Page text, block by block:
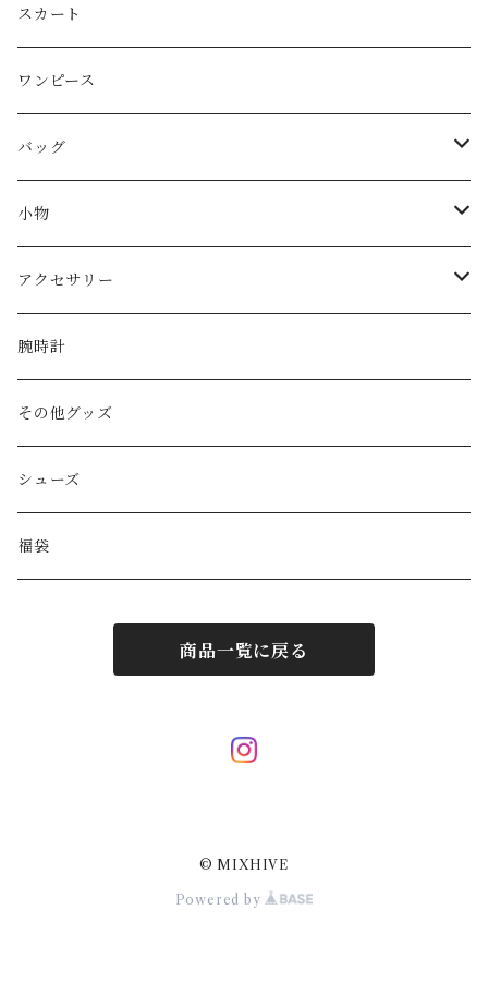
Christian Dior
CELINE
FENDI
miu miu
Martin Margiela
Yves Saint Laurent
GAULTIER
HYSTERIC GLAMOUR
BALENCIAGA
JIL SANDER
スカート
ワンピース
バッグ
ショルダーバッグ
ハンド/トートバッグ
リュック
その他バッグ
小物
帽子
ベルト
財布
キーケース
ポーチ
アクセサリー
ネックレス
ブレスレット
リング
その他アクセサリー
腕時計
その他グッズ
シューズ
福袋
商品一覧に戻る
© MIXHIVE
Powered by